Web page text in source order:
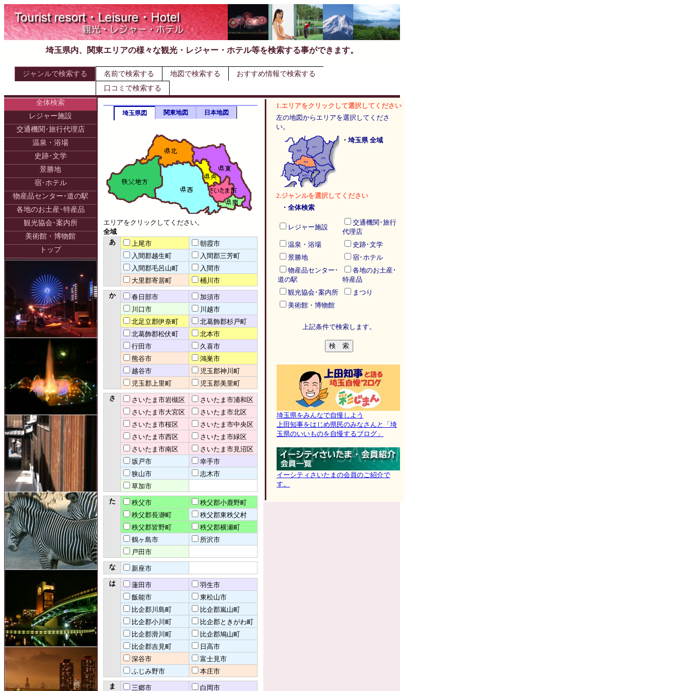
埼玉県内、関東エリアの様々な観光・レジャー・ホテル等を検索する事ができます。
ジャンルで検索する 名前で検索する 地図で検索する
おすすめ情報で検索する
口コミで検索する
全体検索
レジャー施設
交通機関･旅行代理店
温泉・浴場
史跡･文学
景勝地
宿･ホテル
物産品センター･道の駅
各地のお土産･特産品
観光協会･案内所
美術館・博物館
トップ
埼玉県図 関東地図 日本地図
エリアをクリックしてください。
全域
あ
上尾市
朝霞市
入間郡越生町
入間郡三芳町
入間郡毛呂山町
入間市
大里郡寄居町
桶川市
か
春日部市
加須市
川口市
川越市
北足立郡伊奈町
北葛飾郡杉戸町
北葛飾郡松伏町
北本市
行田市
久喜市
熊谷市
鴻巣市
越谷市
児玉郡神川町
児玉郡上里町
児玉郡美里町
さ
さいたま市岩槻区
さいたま市浦和区
さいたま市大宮区
さいたま市北区
さいたま市桜区
さいたま市中央区
さいたま市西区
さいたま市緑区
さいたま市南区
さいたま市見沼区
坂戸市
幸手市
狭山市
志木市
草加市
た
秩父市
秩父郡小鹿野町
秩父郡長瀞町
秩父郡東秩父村
秩父郡皆野町
秩父郡横瀬町
鶴ヶ島市
所沢市
戸田市
な
新座市
は
蓮田市
羽生市
飯能市
東松山市
比企郡川島町
比企郡嵐山町
比企郡小川町
比企郡ときがわ町
比企郡滑川町
比企郡鳩山町
比企郡吉見町
日高市
深谷市
富士見市
ふじみ野市
本庄市
ま
三郷市 白岡市
1.エリアをクリックして選択してください
左の地図からエリアを選択してくださ
い。
・埼玉県 全域
2.ジャンルを選択してください
・全体検索
レジャー施設
交通機関･旅行
代理店
温泉・浴場
史跡･文学
景勝地
宿･ホテル
物産品センター･
道の駅
各地のお土産･
特産品
観光協会･案内所
まつり
美術館・博物館
上記条件で検索します。
埼玉県をみんなで自慢しよう
上田知事をはじめ県民のみなさんと「埼
玉県のいいものを自慢するブログ」
イーシティさいたまの会員のご紹介で
す。